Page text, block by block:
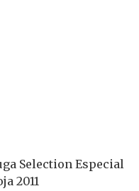
Selection Especial
2011